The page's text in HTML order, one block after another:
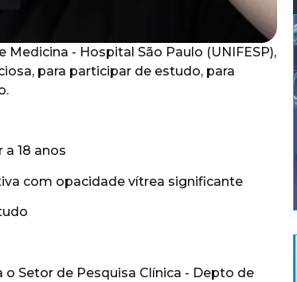
- Hospital São Paulo (UNIFESP),
para participar de estudo, para
18 anos
com opacidade vítrea significante
Setor de Pesquisa Clínica - Depto de